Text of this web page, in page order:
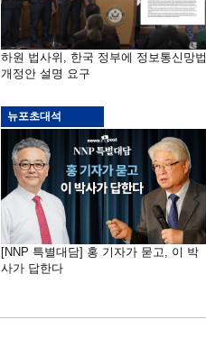
하원 법사위, 한국 정부에 정보통신망법
개정안 설명 요구
뉴포초대석
[NNP 특별대담] 홍 기자가 묻고, 이 박
사가 답한다